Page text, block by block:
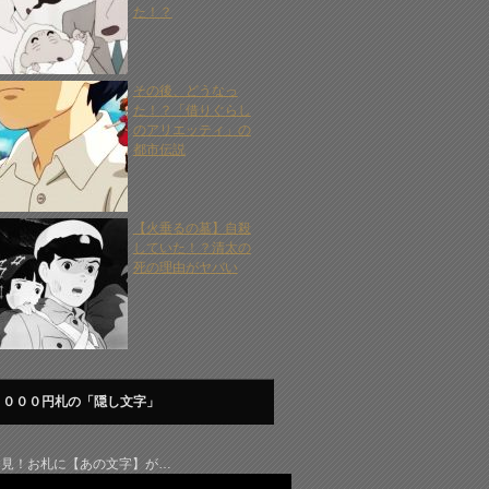
た！？
その後、どうなっ
た！？「借りぐらし
のアリエッティ」の
都市伝説
【火垂るの墓】自殺
していた！？清太の
死の理由がヤバい
００円札の「隠し文字」
！お札に【あの文字】が…